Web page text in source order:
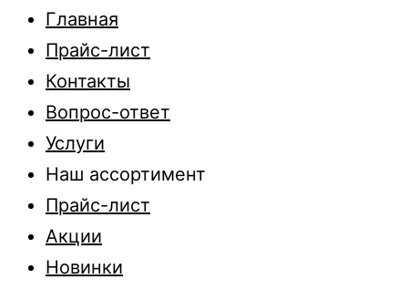
Главная
Прайс-лист
Контакты
Вопрос-ответ
Услуги
Наш ассортимент
Прайс-лист
Акции
Новинки